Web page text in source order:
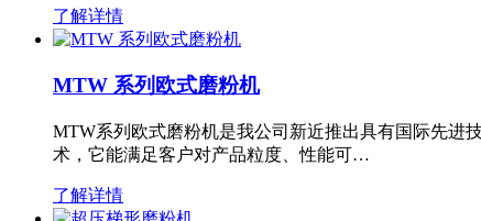
了解详情
MTW 系列欧式磨粉机
MTW系列欧式磨粉机是我公司新近推出具有国际先进
术，它能满足客户对产品粒度、性能可…
了解详情